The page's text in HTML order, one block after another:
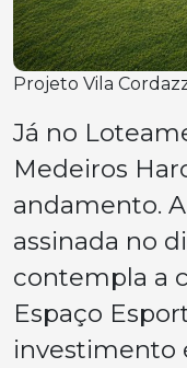
Projeto Vila
Já no
Medeiros
andamento.
assinada no
contempla a
Espaço
investimento